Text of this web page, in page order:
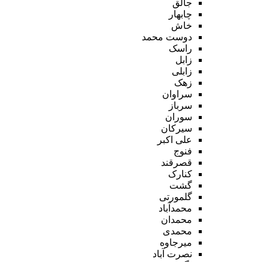
جالق
چابهار
خاش
دوست محمد
راسک
زابل
زابلی
زهک
سراوان
سرباز
سوران
سیرکان
علی اکبر
فنوج
قصرقند
کنارک
گشت
گلمورتی
محمدآباد
محمدان
محمدی
میرجاوه
نصرت آباد